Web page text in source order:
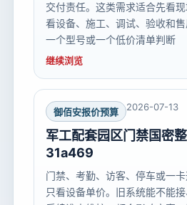
交付责任。这类需求适合先看
看设备、施工、调试、验收和
一个型号或一个低价清单判断
继续浏览
御佰安报价预算 2026-07-13
军工配套园区门禁国密
31a469
门禁、考勤、访客、停车或一
只看设备单价。旧系统能不能接